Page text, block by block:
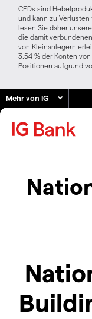
CFDs sind
und kann zu
lesen Sie daher
die damit
von Kleinanlegern
3.54 % der Konten
Positionen aufgrund
Mehr von IG